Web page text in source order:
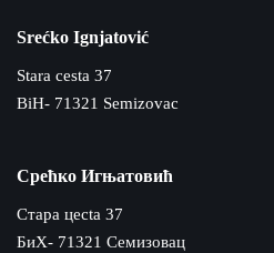
Srećko Ignjatović
Stara cesta 37
BiH- 71321 Semizovac
Срећко Игњатовић
Cтара цecta 37
БиХ- 71321 Семизовац